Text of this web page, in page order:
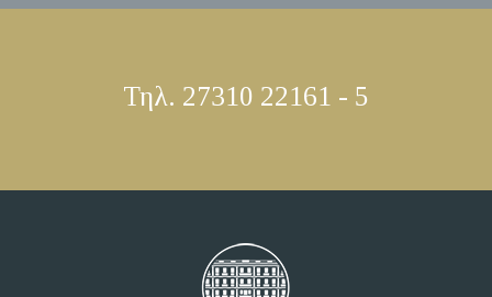
Τηλ. 27310 22161 - 5